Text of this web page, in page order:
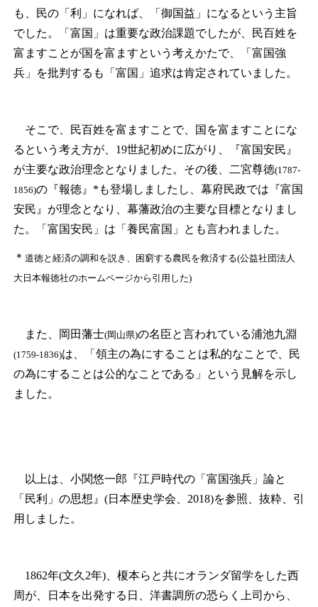
も、民の「利」になれば、「御国益」になるという主旨
でした。「富国」は重要な政治課題でしたが、民百姓を
富ますことが国を富ますという考えかたで、「富国強
兵」を批判するも「富国」追求は肯定されていました。
そこで、民百姓を富ますことで、国を富ますことにな
るという考え方が、19世紀初めに広がり、『富国安民』
が主要な政治理念となりました。その後、二宮尊徳(1787-
1856)の『報徳』*も登場しましたし、幕府民政では『富国
安民』が理念となり、幕藩政治の主要な目標となりまし
た。「富国安民」は「養民富国」とも言われました。
＊ 道徳と経済の調和を説き、困窮する農民を救済する(公益社団法人
大日本報徳社のホームページから引用した)
また、岡田藩士(岡山県)の名臣と言われている浦池九淵
(1759-1836)は、「領主の為にすることは私的なことで、民
の為にすることは公的なことである」という見解を示し
ました。
以上は、小関悠一郎『江戸時代の「富国強兵」論と
「民利」の思想』(日本歴史学会、2018)を参照、抜粋、引
用しました。
1862年(文久2年)、榎本らと共にオランダ留学をした西
周が、日本を出発する日、洋書調所の恐らく上司から、